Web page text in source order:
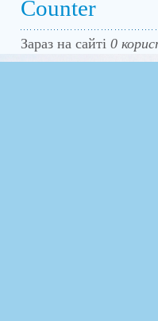
Counter
Зараз на сайті 0